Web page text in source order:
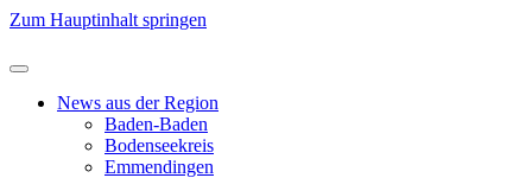
Zum Hauptinhalt springen
News aus der Region
Baden-Baden
Bodenseekreis
Emmendingen